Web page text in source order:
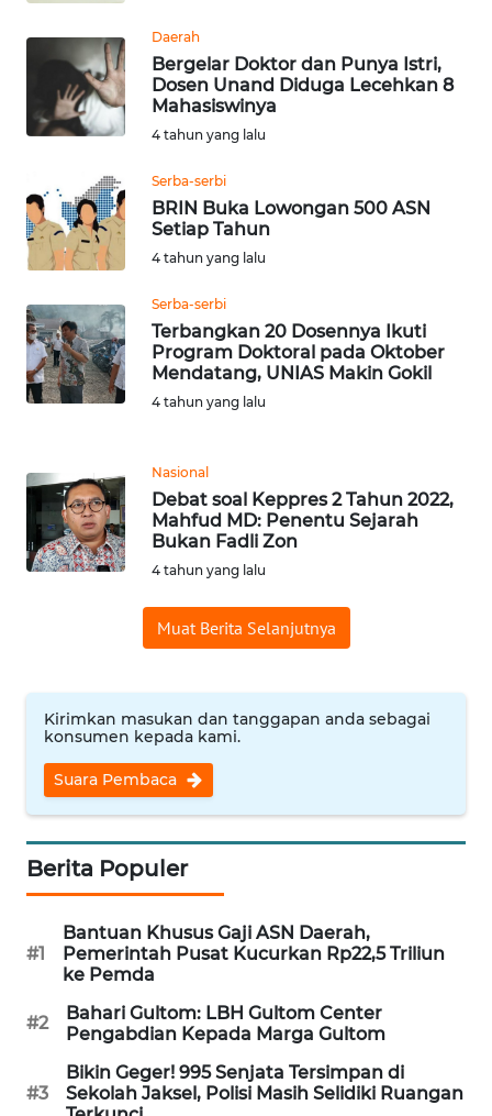
Daerah
Bergelar Doktor dan Punya Istri,
Dosen Unand Diduga Lecehkan 8
Mahasiswinya
4 tahun yang lalu
Serba-serbi
BRIN Buka Lowongan 500 ASN
Setiap Tahun
4 tahun yang lalu
Serba-serbi
Terbangkan 20 Dosennya Ikuti
Program Doktoral pada Oktober
Mendatang, UNIAS Makin Gokil
4 tahun yang lalu
Nasional
Debat soal Keppres 2 Tahun 2022,
Mahfud MD: Penentu Sejarah
Bukan Fadli Zon
4 tahun yang lalu
Muat Berita Selanjutnya
Kirimkan masukan dan tanggapan anda sebagai
konsumen kepada kami.
Suara Pembaca
Berita Populer
#1
Bantuan Khusus Gaji ASN Daerah,
Pemerintah Pusat Kucurkan Rp22,5 Triliun
ke Pemda
#2
Bahari Gultom: LBH Gultom Center
Pengabdian Kepada Marga Gultom
#3
Bikin Geger! 995 Senjata Tersimpan di
Sekolah Jaksel, Polisi Masih Selidiki Ruangan
WN
PAPUA
BARAT
WN
WN
SERAMBI
WN
JAMBI
WN
SULTRA
NTB
WN
SULTENG
WN
BABEL
WN
SUMBAR
WN
SUMSEL
WN
BENGKULU
WN